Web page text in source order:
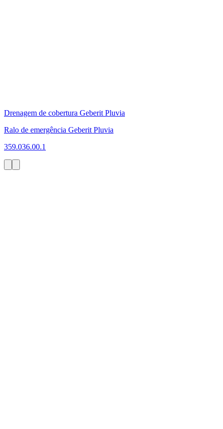
Drenagem de cobertura Geberit Pluvia
Ralo de emergência Geberit Pluvia
359.036.00.1